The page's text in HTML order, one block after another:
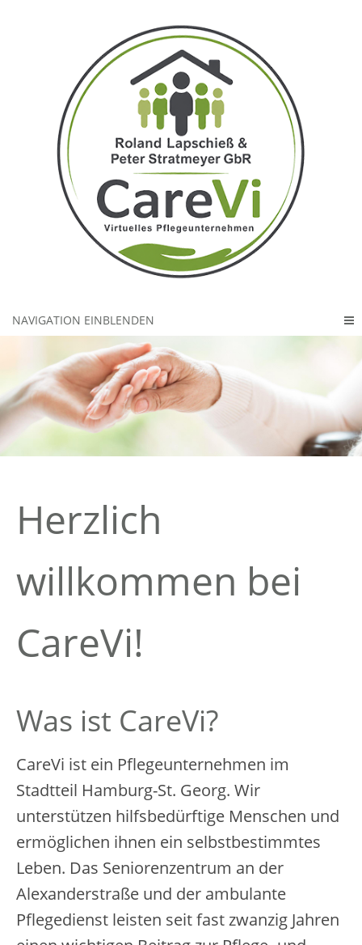
NAVIGATION EINBLENDEN
Herzlich
willkommen bei
CareVi!
Was ist CareVi?
CareVi ist ein Pflegeunternehmen im
Stadtteil Hamburg-St. Georg. Wir
unterstützen hilfsbedürftige Menschen und
ermöglichen ihnen ein selbstbestimmtes
Leben. Das Seniorenzentrum an der
Alexanderstraße und der ambulante
Pflegedienst leisten seit fast zwanzig Jahren